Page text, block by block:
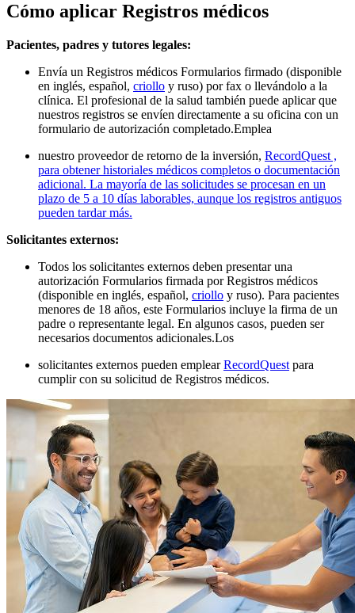
Cómo aplicar Registros médicos
Pacientes, padres y tutores legales:
Envía un Registros médicos Formularios firmado (disponible
en inglés, español, criollo y ruso) por fax o llevándolo a la
clínica. El profesional de la salud también puede aplicar que
nuestros registros se envíen directamente a su oficina con un
formulario de autorización completado.Emplea
nuestro proveedor de retorno de la inversión, RecordQuest ,
para obtener historiales médicos completos o documentación
adicional. La mayoría de las solicitudes se procesan en un
plazo de 5 a 10 días laborables, aunque los registros antiguos
pueden tardar más.
Solicitantes externos:
Todos los solicitantes externos deben presentar una
autorización Formularios firmada por Registros médicos
(disponible en inglés, español, criollo y ruso). Para pacientes
menores de 18 años, este Formularios incluye la firma de un
padre o representante legal. En algunos casos, pueden ser
necesarios documentos adicionales.Los
solicitantes externos pueden emplearRecordQuest para
cumplir con su solicitud de Registros médicos.